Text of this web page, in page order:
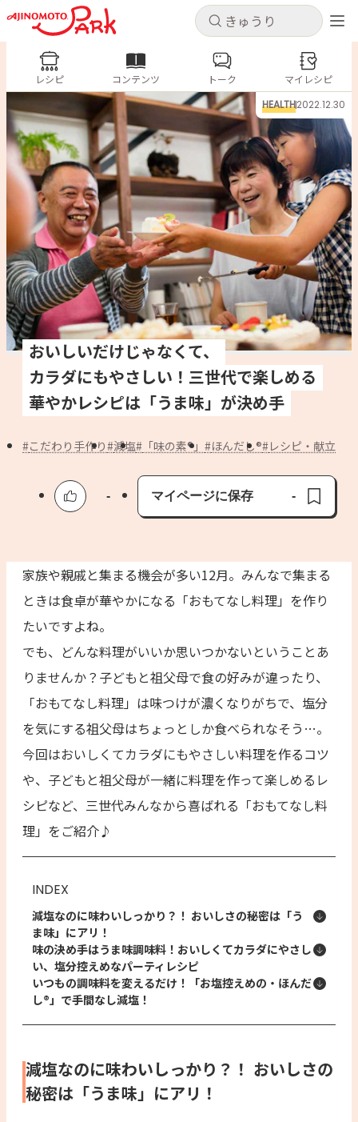
キャンセル
ログインするとレシピを保存できます
ログイン 新規登録
ホーム
コンテンツ
レシピ
トーク
よくあるお問い合わせ
お買い物
AJINOMOTO PARK とは
キャンセル
レシピ コンテンツ
人気の食材・レシピ
きゅうり なす トマト
とうもろこし
ピーマン
みょうが ゴーヤ
レシピ コンテンツ トーク マイレシピ
おいしいだけじゃなくて、
カラダにもやさしい！三世代で楽しめる
華やかレシピは「うま味」が決め手
こだわり手作り 減塩 「味の素®」 ほんだし® レシピ・献立
-
マイページに保存
保存済み
-
HEALTH2022.12.30
家族や親戚と集まる機会が多い12月。みんなで集まる
ときは食卓が華やかになる「おもてなし料理」を作り
たいですよね。
でも、どんな料理がいいか思いつかないということあ
りませんか？子どもと祖父母で食の好みが違ったり、
「おもてなし料理」は味つけが濃くなりがちで、塩分
を気にする祖父母はちょっとしか食べられなそう…。
今回はおいしくてカラダにもやさしい料理を作るコツ
や、子どもと祖父母が一緒に料理を作って楽しめるレ
シピなど、三世代みんなから喜ばれる「おもてなし料
理」をご紹介♪
INDEX
減塩なのに味わいしっかり？！ おいしさの秘密は「う
ま味」にアリ！
味の決め手はうま味調味料！おいしくてカラダにやさし
い、塩分控えめなパーティレシピ
いつもの調味料を変えるだけ！「お塩控えめの・ほんだ
し®」で手間なし減塩！
減塩なのに味わいしっかり？！ おいしさの
秘密は「うま味」にアリ！